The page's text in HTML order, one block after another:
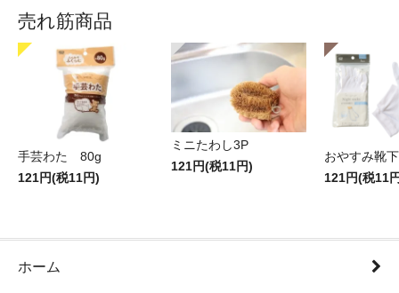
売れ筋商品
手芸わた 80g
121円(税11円)
ミニたわし3P
121円(税11円)
おやすみ靴下
121円(税11
ホーム